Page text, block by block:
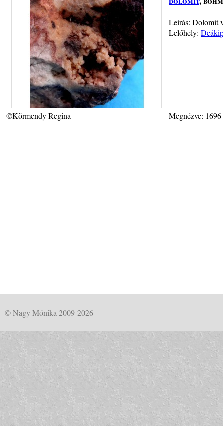
Leírás: Dolomit
Lelőhely:
©Körmendy Regina Megnézve:
© Nagy Mónika 2009-2026